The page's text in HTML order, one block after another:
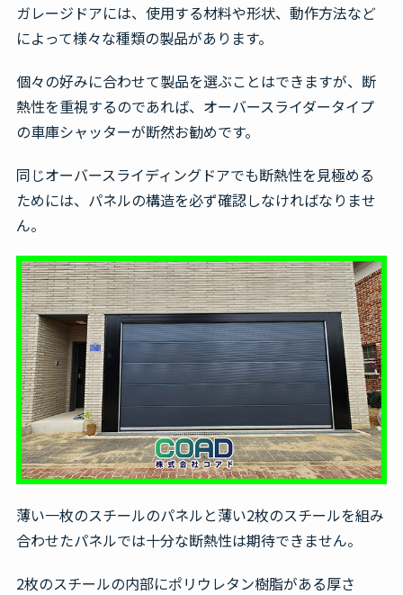
ガレージドアには、使用する材料や形状、動作方法など
によって様々な種類の製品があります。
個々の好みに合わせて製品を選ぶことはできますが、断
熱性を重視するのであれば、オーバースライダータイプ
の車庫シャッターが断然お勧めです。
同じオーバースライディングドアでも断熱性を見極める
ためには、パネルの構造を必ず確認しなければなりませ
ん。
薄い一枚のスチールのパネルと薄い2枚のスチールを組み
合わせたパネルでは十分な断熱性は期待できません。
2枚のスチールの内部にポリウレタン樹脂がある厚さ